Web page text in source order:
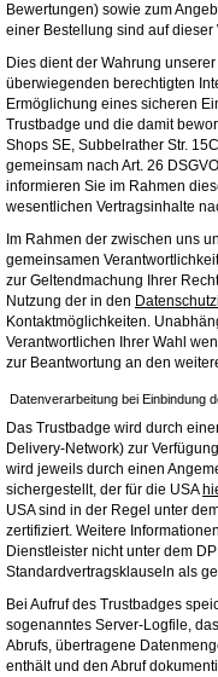
Bewertungen) sowie zum
einer Bestellung sind auf
Dies dient der Wahrung
überwiegenden berechtigten
Ermöglichung eines sicheren
Trustbadge und die damit
Shops SE, Subbelrather Str.
gemeinsam nach Art. 26
informieren Sie im Rahmen
wesentlichen Vertragsinhalte
Im Rahmen der zwischen uns
gemeinsamen
zur Geltendmachung Ihrer
Nutzung der in den
Kontaktmöglichkeiten.
Verantwortlichen Ihrer Wahl
zur Beantwortung an den
Datenverarbeitung bei Einbindung
Das Trustbadge wird durch
Delivery-Network) zur
wird jeweils durch einen
sichergestellt, der für die USA
USA sind in der Regel unter
zertifiziert. Weitere
Dienstleister nicht unter dem
Standardvertragsklauseln als
Bei Aufruf des Trustbadges
sogenanntes Server-Logfile,
Abrufs, übertragene
enthält und den Abruf